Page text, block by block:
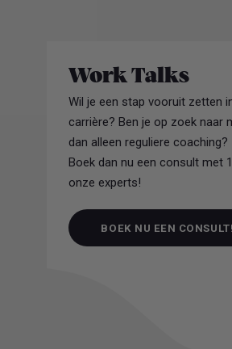
Work Talks
Wil je een stap vooruit zetten
carrière? Ben je op zoek naar
dan alleen reguliere coaching?
Boek dan nu een consult met
onze experts!
BOEK NU EEN CONSULT!